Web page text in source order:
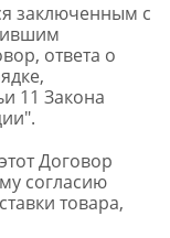
заключенным с
ответа о
11 Закона
Договор
согласию
товара,